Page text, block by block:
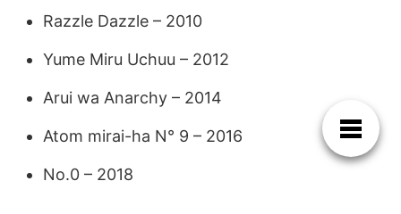
Razzle Dazzle – 2010
Yume Miru Uchuu – 2012
Arui wa Anarchy – 2014
Atom mirai-ha N° 9 – 2016
No.0 – 2018